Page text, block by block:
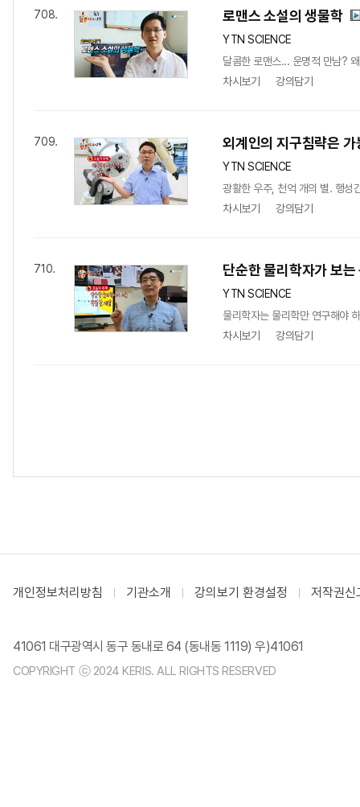
708. 로맨스 소설의 생물학
YTN SCIENCE
달콤한 로맨스... 운명적 만남?
차시보기
강의담기
709. 외계인의 지구침략은
YTN SCIENCE
광활한 우주, 천억 개의 별. 행성
차시보기
강의담기
710. 단순한 물리학자가 보는
YTN SCIENCE
물리학자는 물리학만 연구해야
차시보기
강의담기
개인정보처리방침 기관소개 강의보기 환경설정 저작권신
41061 대구광역시 동구 동내로 64 (동내동 1119) 우)41061
COPYRIGHT ⓒ 2024 KERIS. ALL RIGHTS RESERVED